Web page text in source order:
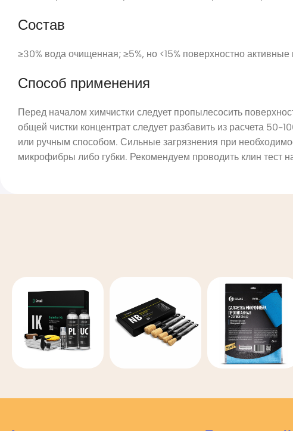
Состав
≥30% вода очищенная; ≥5%, но <15% поверхностно
Способ применения
Перед началом химчистки следует пропылесосить
общей чистки концентрат следует разбавить из расчета
или ручным способом. Сильные загрязнения при
микрофибры либо губки. Рекомендуем проводить клин тест